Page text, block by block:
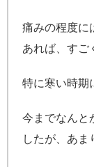
痛みの程度に
あれば、すご
特に寒い時期
今までなんと
したが、あま